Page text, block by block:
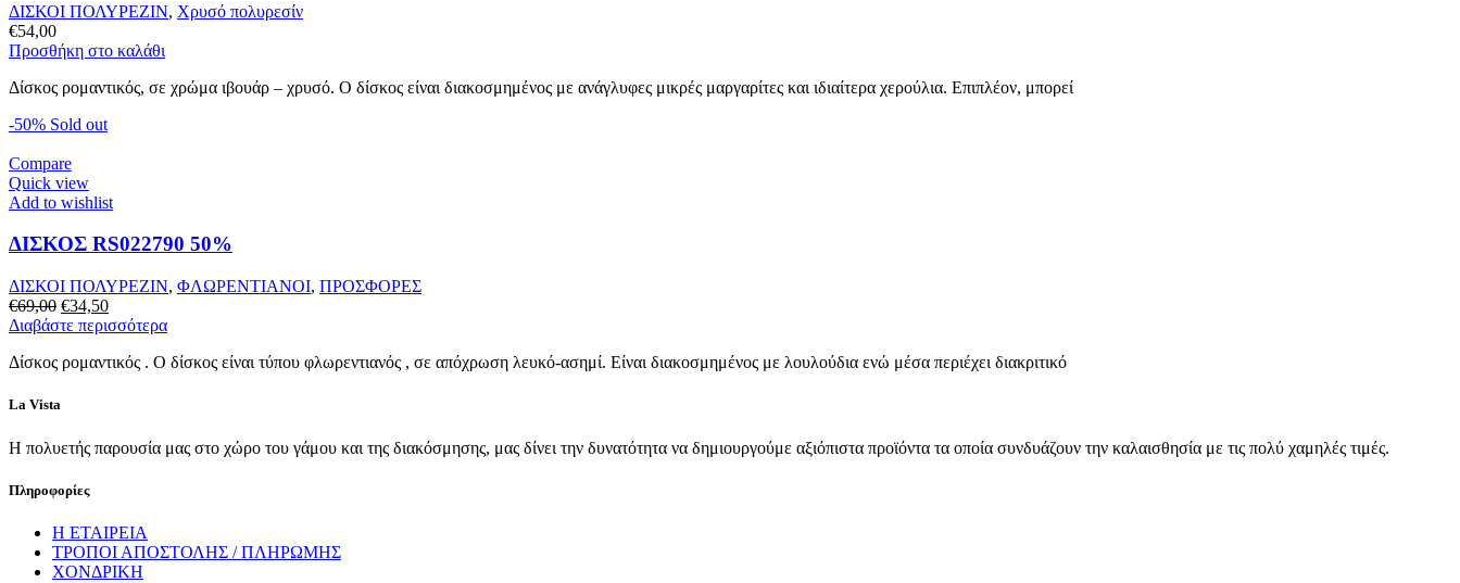
ΔΙΣΚΟΙ ΠΟΛΥΡΕΖΙΝ, Χρυσό πολυρεσίν
€54,00
Προσθήκη στο καλάθι
Δίσκος ρομαντικός, σε χρώμα ιβουάρ – χρυσό. Ο δίσκος είναι διακοσμημένος με ανάγλυφες μικρές μαργαρίτες και ιδιαίτερα χερούλια. Επιπλέον, μπορεί
-50% Sold out
Compare
Quick view
Add to wishlist
ΔΙΣΚΟΣ RS022790 50%
ΔΙΣΚΟΙ ΠΟΛΥΡΕΖΙΝ, ΦΛΩΡΕΝΤΙΑΝΟΙ, ΠΡΟΣΦΟΡΕΣ
€69,00 Original
price
€69,00.
€34,50Η
τρέχουσα
είναι:
Διαβάστε περισσότερα
Δίσκος ρομαντικός . Ο δίσκος είναι τύπου φλωρεντιανός , σε απόχρωση λευκό-ασημί. Είναι διακοσμημένος με λουλούδια ενώ μέσα περιέχει διακριτικό
La Vista
Η πολυετής παρουσία μας στο χώρο του γάμου και της διακόσμησης, μας δίνει την δυνατότητα να δημιουργούμε αξιόπιστα προϊόντα τα οποία συνδυάζουν την καλαισθησία με τις πολύ χαμηλές τιμές.
Πληροφορίες
Η ΕΤΑΙΡΕΙΑ
ΤΡΟΠΟΙ ΑΠΟΣΤΟΛΗΣ / ΠΛΗΡΩΜΗΣ
ΧΟΝΔΡΙΚΗ